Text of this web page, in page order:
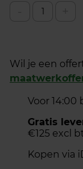
Wil je een
Voor 14:00
Gratis
€125 excl
Kopen via